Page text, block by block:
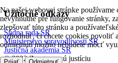
Užitočné odkazy
Súdna rada SR
Ministerstvo spravodlivosti SR
Justičná akadémia SR
© 2022 Za otvorenú justíciu
Na našej webovej stránke
nevyhnutné pre fungovanie stránky,
zlepšovať túto stránku a
rozhodnúť, či chcete cookies povoliť
odmietnutí možno nebudete môcť